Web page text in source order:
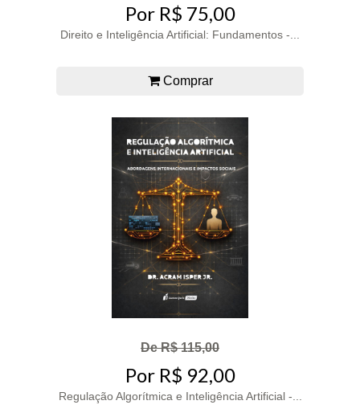
Por R$ 75,00
Direito e Inteligência Artificial: Fundamentos -...
Comprar
De R$ 115,00
Por R$ 92,00
Regulação Algorítmica e Inteligência Artificial -...